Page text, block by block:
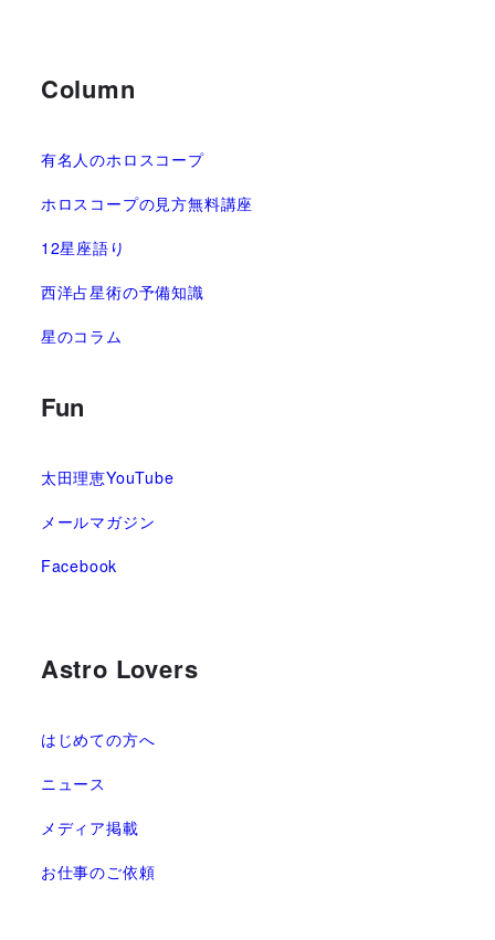
Column
有名人のホロスコープ
ホロスコープの見方無料講座
12星座語り
西洋占星術の予備知識
星のコラム
Fun
太田理恵YouTube
メールマガジン
Facebook
Astro Lovers
はじめての方へ
ニュース
メディア掲載
お仕事のご依頼